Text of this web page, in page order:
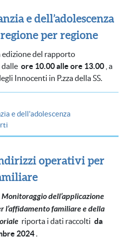
e dell’adolescenza
per regione
edizione del rapporto
, dalle ore 10.00 alle ore 13.00 , a
Innocenti in P.zza della SS.
e dell'adolescenza
operativi per
Monitoraggio dell’applicazione
l’affidamento familiare e della
riporta i dati raccolti da
2024.